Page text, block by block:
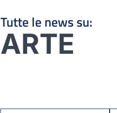
Tutte le news su:
ARTE